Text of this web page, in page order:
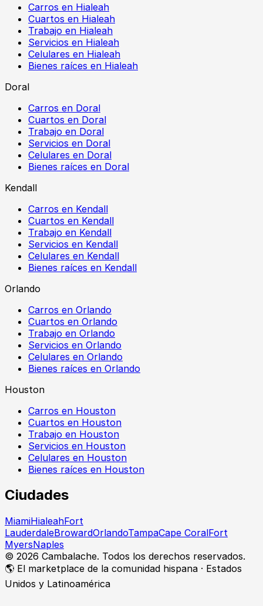
Carros en Hialeah
Cuartos en Hialeah
Trabajo en Hialeah
Servicios en Hialeah
Celulares en Hialeah
Bienes raíces en Hialeah
Doral
Carros en Doral
Cuartos en Doral
Trabajo en Doral
Servicios en Doral
Celulares en Doral
Bienes raíces en Doral
Kendall
Carros en Kendall
Cuartos en Kendall
Trabajo en Kendall
Servicios en Kendall
Celulares en Kendall
Bienes raíces en Kendall
Orlando
Carros en Orlando
Cuartos en Orlando
Trabajo en Orlando
Servicios en Orlando
Celulares en Orlando
Bienes raíces en Orlando
Houston
Carros en Houston
Cuartos en Houston
Trabajo en Houston
Servicios en Houston
Celulares en Houston
Bienes raíces en Houston
Ciudades
MiamiHialeahFort
LauderdaleBrowardOrlandoTampaCape CoralFort
MyersNaples
© 2026 Cambalache. Todos los derechos reservados.
🌎 El marketplace de la comunidad hispana · Estados
Unidos y Latinoamérica